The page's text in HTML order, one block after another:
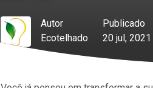
Autor
Ecotelhado
Publicado
20 jul, 2021